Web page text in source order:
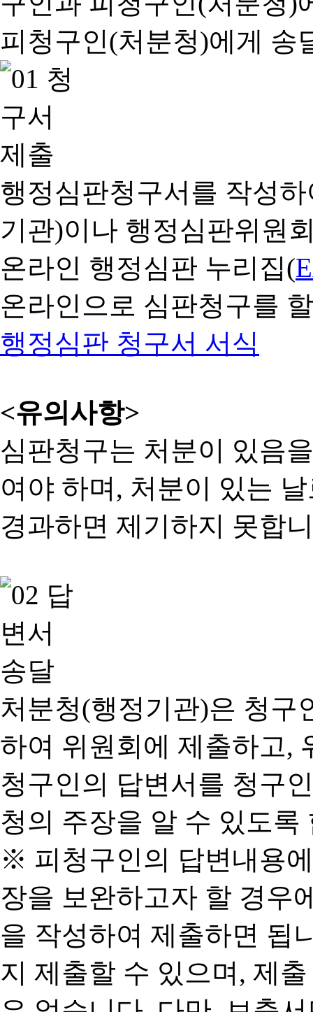
행정심판청구서를 작성
기관)이나 행정심판위원
온라인 행정심판 누리집(
온라인으로 심판청구를
행정심판 청구서 서식
<유의사항>
심판청구는 처분이 있음
여야 하며, 처분이 있는
경과하면 제기하지 못합
처분청(행정기관)은 청구
하여 위원회에 제출하고,
청구인의 답변서를 청구
청의 주장을 알 수 있도록
※ 피청구인의 답변내용
장을 보완하고자 할 경우
을 작성하여 제출하면 됩
지 제출할 수 있으며, 제